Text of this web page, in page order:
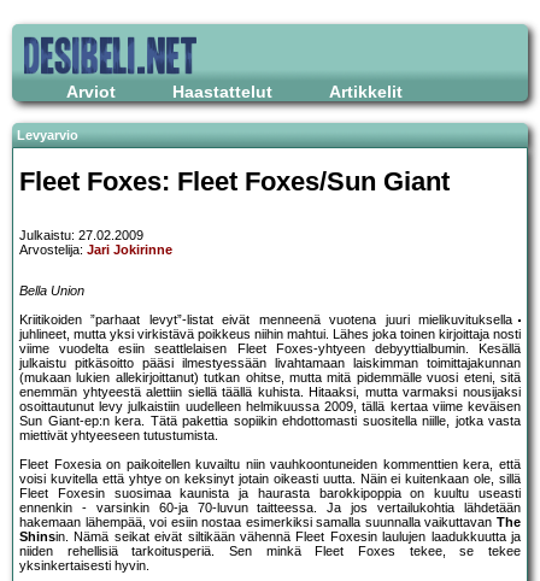
Arviot Haastattelut Artikkelit
Levyarvio
Fleet Foxes: Fleet Foxes/Sun Giant
Julkaistu: 27.02.2009
Arvostelija: Jari Jokirinne
Bella Union
Kriitikoiden ”parhaat levyt”-listat eivät menneenä vuotena juuri mielikuvituksella
juhlineet, mutta yksi virkistävä poikkeus niihin mahtui. Lähes joka toinen kirjoittaja nosti
viime vuodelta esiin seattlelaisen Fleet Foxes-yhtyeen debyyttialbumin. Kesällä
julkaistu pitkäsoitto pääsi ilmestyessään livahtamaan laiskimman toimittajakunnan
(mukaan lukien allekirjoittanut) tutkan ohitse, mutta mitä pidemmälle vuosi eteni, sitä
enemmän yhtyeestä alettiin siellä täällä kuhista. Hitaaksi, mutta varmaksi nousijaksi
osoittautunut levy julkaistiin uudelleen helmikuussa 2009, tällä kertaa viime keväisen
Sun Giant-ep:n kera. Tätä pakettia sopiikin ehdottomasti suositella niille, jotka vasta
miettivät yhtyeeseen tutustumista.
Fleet Foxesia on paikoitellen kuvailtu niin vauhkoontuneiden kommenttien kera, että
voisi kuvitella että yhtye on keksinyt jotain oikeasti uutta. Näin ei kuitenkaan ole, sillä
Fleet Foxesin suosimaa kaunista ja haurasta barokkipoppia on kuultu useasti
ennenkin - varsinkin 60-ja 70-luvun taitteessa. Ja jos vertailukohtia lähdetään
hakemaan lähempää, voi esiin nostaa esimerkiksi samalla suunnalla vaikuttavan The
Shinsin. Nämä seikat eivät siltikään vähennä Fleet Foxesin laulujen laadukkuutta ja
niiden rehellisiä tarkoitusperiä. Sen minkä Fleet Foxes tekee, se tekee
yksinkertaisesti hyvin.